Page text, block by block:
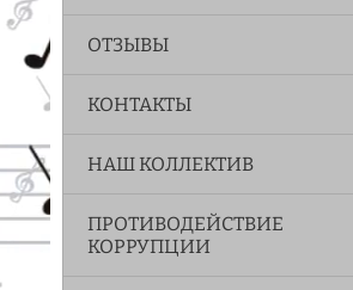
ОТЗЫВЫ
КОНТАКТЫ
НАШ КОЛЛЕКТИВ
ПРОТИВОДЕЙСТВИЕ
КОРРУПЦИИ